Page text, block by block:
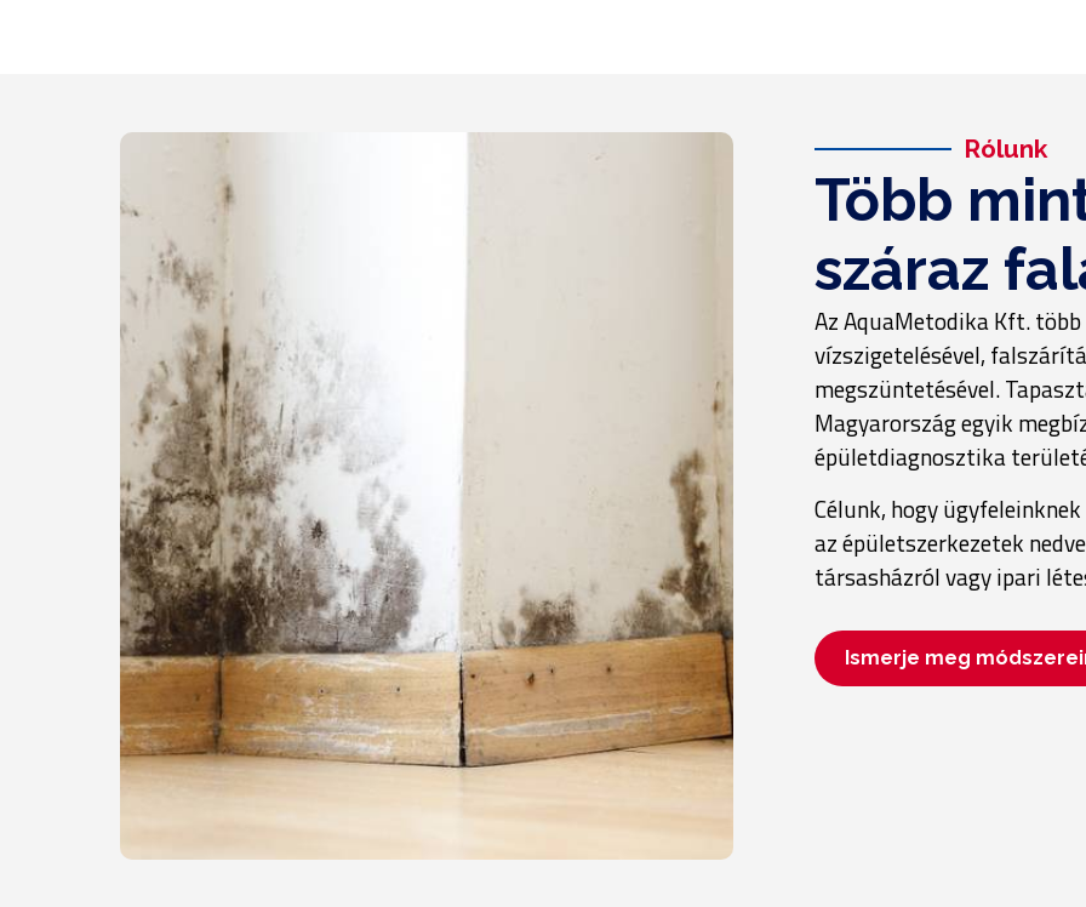
Rólunk
Több
száraz
Az AquaMetodika Kft.
vízszigetelésével,
megszüntetésével.
Magyarország egyik
épületdiagnosztika
Célunk, hogy
az épületszerkezetek
társasházról vagy ipari
Ismerje meg